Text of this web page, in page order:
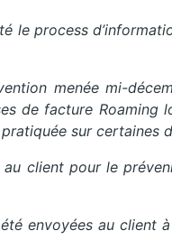
le process
menée mi-
de facture Roaming
sur certaines
client pour le
envoyées au client